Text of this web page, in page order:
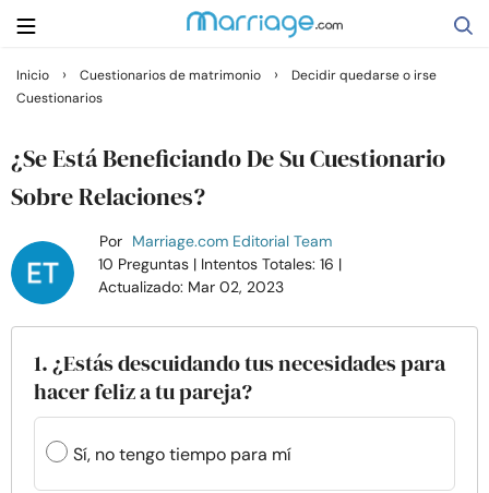
Buscar
Casarse
Relaciones
Familia
Ayuda
Cursos
Inicio › Cuestionarios de matrimonio ›
Decidir quedarse o irse
Cuestionarios
¿Se Está Beneficiando De Su Cuestionario
Sobre Relaciones?
Por Marriage.com Editorial Team
10 Preguntas | Intentos Totales: 16 |
Actualizado: Mar 02, 2023
1. ¿Estás descuidando tus necesidades para
hacer feliz a tu pareja?
Sí, no tengo tiempo para mí